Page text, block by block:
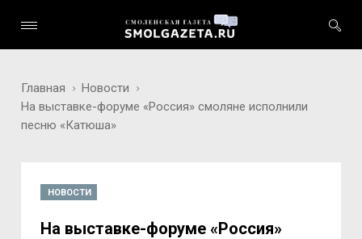
Главная
Новости
На выставке-форуме «Россия» смоляне исполнили
песню «Катюша»
НОВОСТИ
На выставке-форуме «Россия»